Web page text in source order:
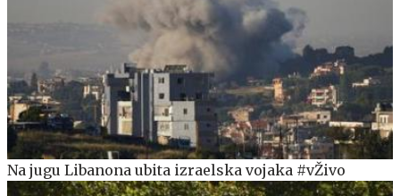
Na jugu Libanona ubita izraelska vojaka #vŽivo